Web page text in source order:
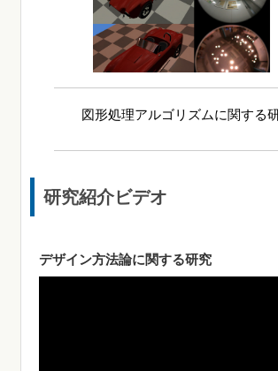
図形処理アルゴリズムに関する
研究紹介ビデオ
デザイン方法論に関する研究